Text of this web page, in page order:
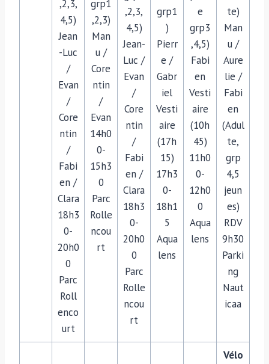
,2,3,
4,5)
Jean
-Luc
/
Evan
/
Core
ntin
/
Fabi
en /
Clara
18h3
0-
20h0
0
Parc
Roll
enco
urt
grp1
,2,3)
Man
u /
Core
ntin
/
Evan
14h0
0-
15h3
0
Parc
Rolle
ncou
rt
,2,3,
4,5)
Jean-
Luc /
Evan
/
Core
ntin
/
Fabi
en /
Clara
18h3
0-
20h0
0
Parc
Rolle
ncou
rt
grp1
)
Pierr
e /
Gabr
iel
Vesti
aire
(17h
15)
17h3
0-
18h1
5
Aqua
lens
e
grp3
,4,5)
Fabi
en
Vesti
aire
(10h
45)
11h0
0-
12h0
0
Aqua
lens
te)
Man
u /
Aure
lie /
Fabi
en
(Adul
te,
grp
4,5
jeun
es)
RDV
9h30
Parki
ng
Naut
icaa
Vélo